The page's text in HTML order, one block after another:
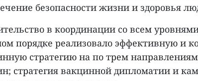
безопасности жизни и здоровья
в координации со всем
порядке реализовало эффективную и
стратегию на по трем
стратегия вакцинной дипломатии и